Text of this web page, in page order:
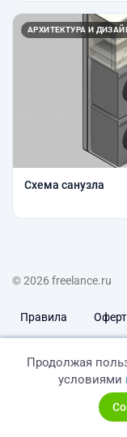
АРХИТЕКТУРА И
Схема санузла
© 2026 freelance.ru
Правила
Продолжая
условиями